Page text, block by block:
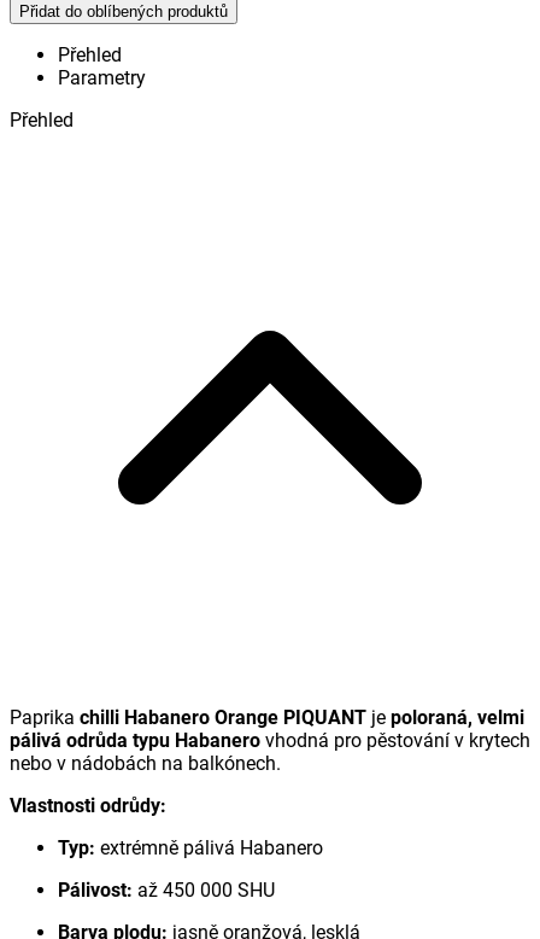
Přidat do oblíbených produktů
Přehled
Parametry
Přehled
Paprika chilli Habanero Orange PIQUANT je poloraná, velmi
pálivá odrůda typu Habanero vhodná pro pěstování v krytech
nebo v nádobách na balkónech.
Vlastnosti odrůdy:
Typ: extrémně pálivá Habanero
Pálivost: až 450 000 SHU
Barva plodu: jasně oranžová, lesklá